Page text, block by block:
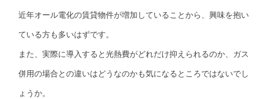
近年オール電化の賃貸物件が増加していることから、興味を抱い
ている方も多いはずです。
また、実際に導入すると光熱費がどれだけ抑えられるのか、ガス
併用の場合との違いはどうなのかも気になるところではないでし
ょうか。